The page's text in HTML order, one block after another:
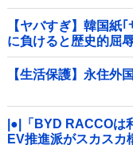
【ヤバすぎ】韓国紙
に負けると歴史的屈
【生活保護】永住外
|●|「BYD RACCOは
EV推進派がスカス